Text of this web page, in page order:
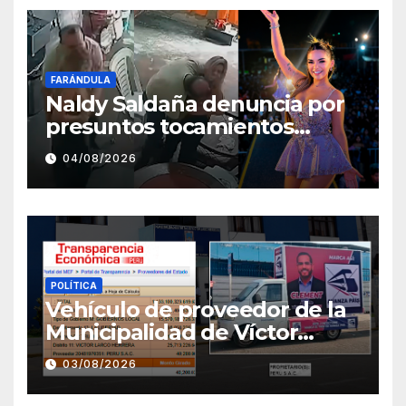
FARÁNDULA
Naldy Saldaña denuncia por
presuntos tocamientos
indebidos a director musical
de La Bella Luz
04/08/2026
POLÍTICA
Vehículo de proveedor de la
Municipalidad de Víctor
Larco aparece con publicidad
de campaña de León
Clement
03/08/2026